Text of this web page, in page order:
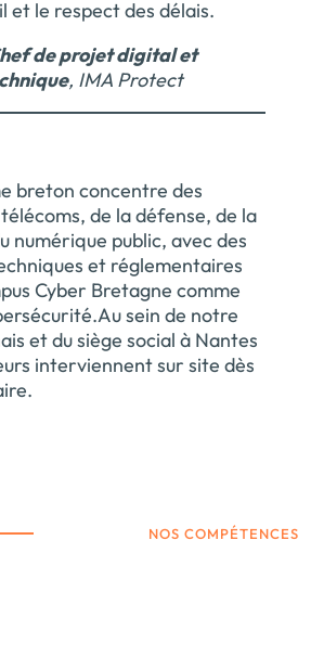
et le respect des délais.
de projet digital et
, IMA Protect
breton concentre des
de la défense, de la
numérique public, avec des
et réglementaires
Cyber Bretagne comme
sein de notre
et du siège social à Nantes
interviennent sur site dès
NOS COMPÉTENCES